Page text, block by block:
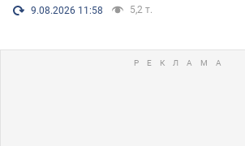
9.08.2026 11:58 5,2 т.